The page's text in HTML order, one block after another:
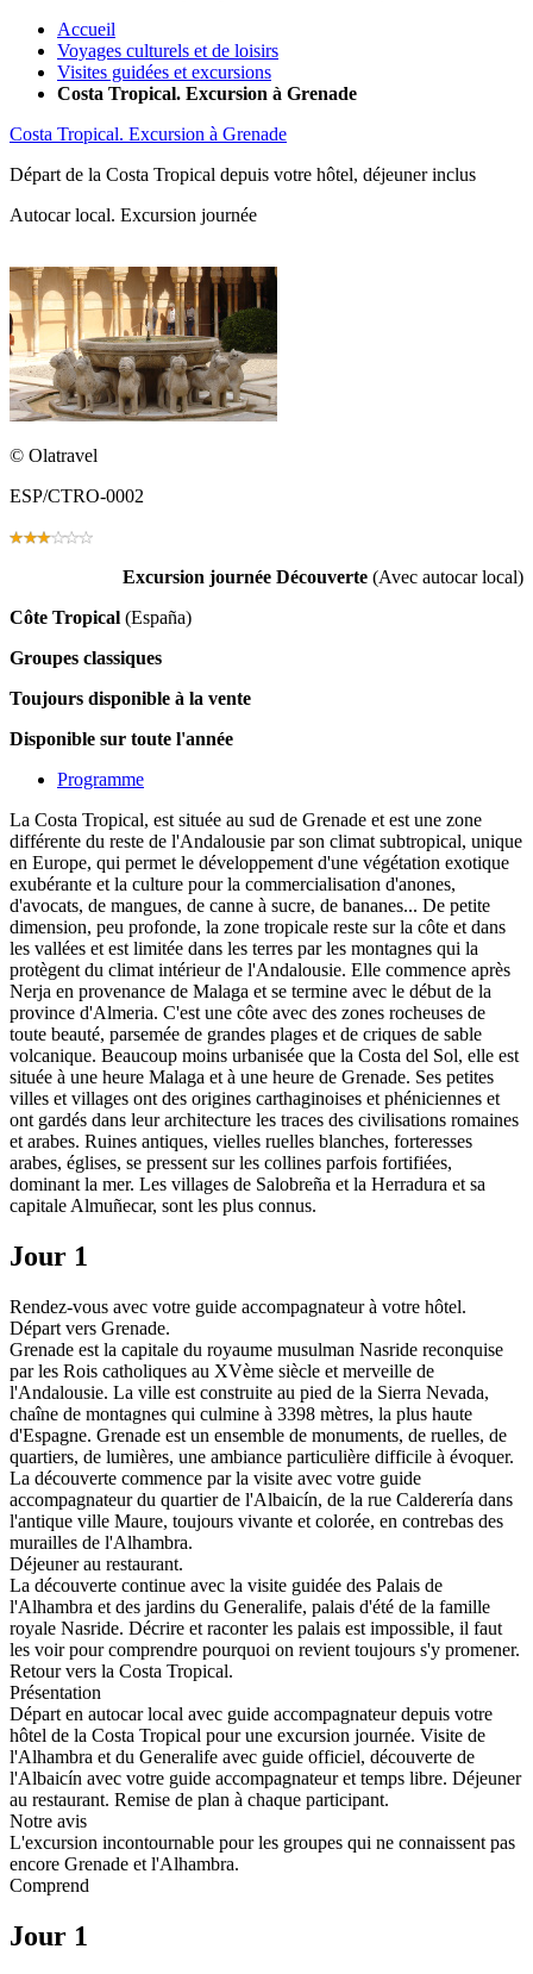
Accueil
Voyages culturels et de loisirs
Visites guidées et excursions
Costa Tropical. Excursion à Grenade
Costa Tropical. Excursion à Grenade
Départ de la Costa Tropical depuis votre hôtel, déjeuner inclus
Autocar local. Excursion journée
© Olatravel
ESP/CTRO-0002
Excursion journée Découverte (Avec autocar local)
Côte Tropical (España)
Groupes classiques
Toujours disponible à la vente
Disponible sur toute l'année
Programme
La Costa Tropical, est située au sud de Grenade et est une zone
différente du reste de l'Andalousie par son climat subtropical, unique
en Europe, qui permet le développement d'une végétation exotique
exubérante et la culture pour la commercialisation d'anones,
d'avocats, de mangues, de canne à sucre, de bananes... De petite
dimension, peu profonde, la zone tropicale reste sur la côte et dans
les vallées et est limitée dans les terres par les montagnes qui la
protègent du climat intérieur de l'Andalousie. Elle commence après
Nerja en provenance de Malaga et se termine avec le début de la
province d'Almeria. C'est une côte avec des zones rocheuses de
toute beauté, parsemée de grandes plages et de criques de sable
volcanique. Beaucoup moins urbanisée que la Costa del Sol, elle est
située à une heure Malaga et à une heure de Grenade. Ses petites
villes et villages ont des origines carthaginoises et phéniciennes et
ont gardés dans leur architecture les traces des civilisations romaines
et arabes. Ruines antiques, vielles ruelles blanches, forteresses
arabes, églises, se pressent sur les collines parfois fortifiées,
dominant la mer. Les villages de Salobreña et la Herradura et sa
capitale Almuñecar, sont les plus connus.
Jour 1
Rendez-vous avec votre guide accompagnateur à votre hôtel.
Départ vers Grenade.
Grenade est la capitale du royaume musulman Nasride reconquise
par les Rois catholiques au XVème siècle et merveille de
l'Andalousie. La ville est construite au pied de la Sierra Nevada,
chaîne de montagnes qui culmine à 3398 mètres, la plus haute
d'Espagne. Grenade est un ensemble de monuments, de ruelles, de
quartiers, de lumières, une ambiance particulière difficile à évoquer.
La découverte commence par la visite avec votre guide
accompagnateur du quartier de l'Albaicín, de la rue Calderería dans
l'antique ville Maure, toujours vivante et colorée, en contrebas des
murailles de l'Alhambra.
Déjeuner au restaurant.
La découverte continue avec la visite guidée des Palais de
l'Alhambra et des jardins du Generalife, palais d'été de la famille
royale Nasride. Décrire et raconter les palais est impossible, il faut
les voir pour comprendre pourquoi on revient toujours s'y promener.
Retour vers la Costa Tropical.
Présentation
Départ en autocar local avec guide accompagnateur depuis votre
hôtel de la Costa Tropical pour une excursion journée. Visite de
l'Alhambra et du Generalife avec guide officiel, découverte de
l'Albaicín avec votre guide accompagnateur et temps libre. Déjeuner
au restaurant. Remise de plan à chaque participant.
Notre avis
L'excursion incontournable pour les groupes qui ne connaissent pas
encore Grenade et l'Alhambra.
Comprend
Jour 1